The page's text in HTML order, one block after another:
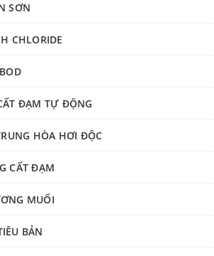
SƠN
CHLORIDE
ĐẠM TỰ ĐỘNG
HÒA HƠI ĐỘC
CẤT ĐẠM
MUỐI
BẢN